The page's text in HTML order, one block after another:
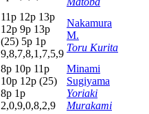
11p 12p 13p
12p 9p 13p
(25) 5p 1p
9,8,7,8,1,7,5,9
Nakamura
M.
Toru Kurita
8p 10p 11p
10p 12p (25)
8p 1p
2,0,9,0,8,2,9
Minami
Sugiyama
Yoriaki
Murakami